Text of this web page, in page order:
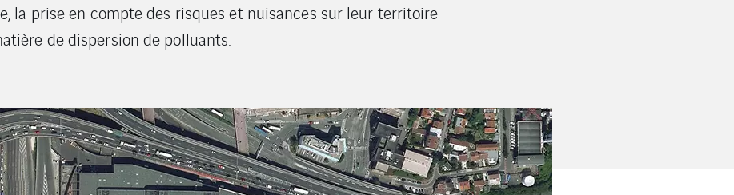
la prise en compte des risques et nuisances sur leur territoire
de dispersion de polluants.